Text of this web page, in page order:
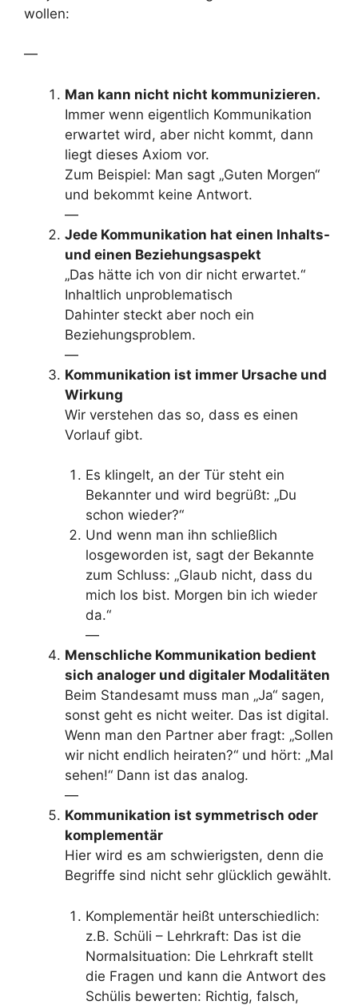
wollen:
—
Man kann nicht nicht kommunizieren.
Immer wenn eigentlich Kommunikation
erwartet wird, aber nicht kommt, dann
liegt dieses Axiom vor.
Zum Beispiel: Man sagt „Guten Morgen“
und bekommt keine Antwort.
—
Jede Kommunikation hat einen Inhalts-
und einen Beziehungsaspekt
„Das hätte ich von dir nicht erwartet.“
Inhaltlich unproblematisch
Dahinter steckt aber noch ein
Beziehungsproblem.
—
Kommunikation ist immer Ursache und
Wirkung
Wir verstehen das so, dass es einen
Vorlauf gibt.
Es klingelt, an der Tür steht ein
Bekannter und wird begrüßt: „Du
schon wieder?“
Und wenn man ihn schließlich
losgeworden ist, sagt der Bekannte
zum Schluss: „Glaub nicht, dass du
mich los bist. Morgen bin ich wieder
da.“
—
Menschliche Kommunikation bedient
sich analoger und digitaler Modalitäten
Beim Standesamt muss man „Ja“ sagen,
sonst geht es nicht weiter. Das ist digital.
Wenn man den Partner aber fragt: „Sollen
wir nicht endlich heiraten?“ und hört: „Mal
sehen!“ Dann ist das analog.
—
Kommunikation ist symmetrisch oder
komplementär
Hier wird es am schwierigsten, denn die
Begriffe sind nicht sehr glücklich gewählt.
Komplementär heißt unterschiedlich:
z.B. Schüli – Lehrkraft: Das ist die
Normalsituation: Die Lehrkraft stellt
die Fragen und kann die Antwort des
Schülis bewerten: Richtig, falsch,